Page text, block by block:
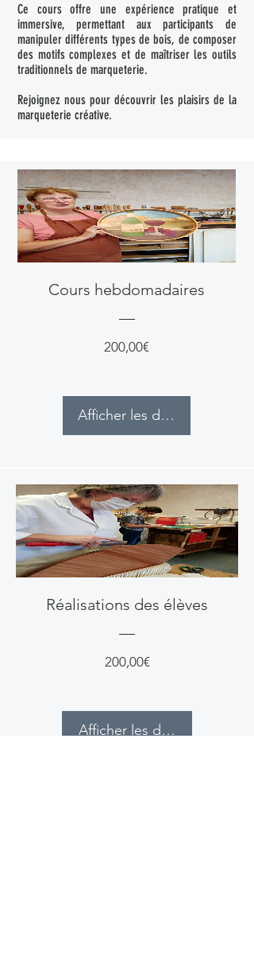
Ce cours offre une expérience pratique et
immersive, permettant aux participants de
manipuler différents types de bois, de composer
des motifs complexes et de maîtriser les outils
traditionnels de marqueterie.
Rejoignez nous pour découvrir les plaisirs de la
marqueterie créative.
Cours hebdomadaires
200,00€Prix
Afficher les détails
Réalisations des élèves
200,00€Prix
Afficher les détails